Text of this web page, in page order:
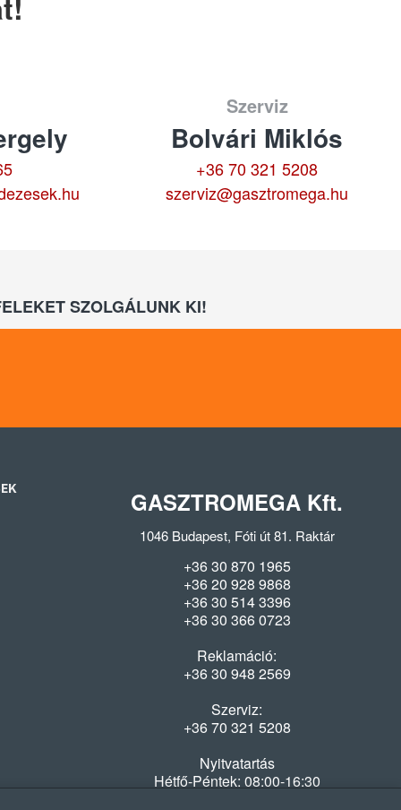
Szerviz
Bolvári Miklós
+36 70 321 5208
szerviz@gasztromega.hu
SZOLGÁLUNK KI!
GASZTROMEGA Kft.
1046 Budapest, Fóti út 81. Raktár
+36 30 870 1965
+36 20 928 9868
+36 30 514 3396
+36 30 366 0723
Reklamáció:
+36 30 948 2569
Szerviz:
+36 70 321 5208
Nyitvatartás
Hétfő-Péntek: 08:00-16:30